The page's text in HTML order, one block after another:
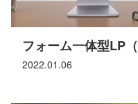
2022.01.06
フォーム一体型LP